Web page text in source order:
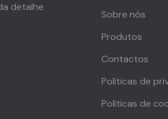
detalhe
Sobre nós
Produtos
Contactos
Políticas de
Políticas de